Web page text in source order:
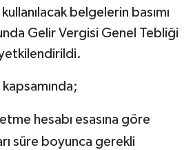
belgelerin basımı
Gelir Vergisi Genel Tebliği
hesabı esasına göre
süre boyunca gerekli